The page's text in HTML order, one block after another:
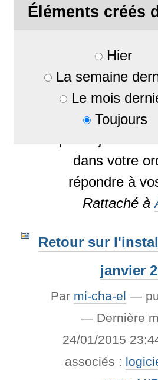
Éléments créés
Hier
La semaine
Le mois
Toujours
une une
des locaux de
Pau Pyrénées.
2012, de
bénévoles de
accueillent et
pour ajouter
dans votre
répondre à
Rattaché à
Retour sur
janvier
Par mi-cha-el —
— Dernière
24/01/2015
associés :